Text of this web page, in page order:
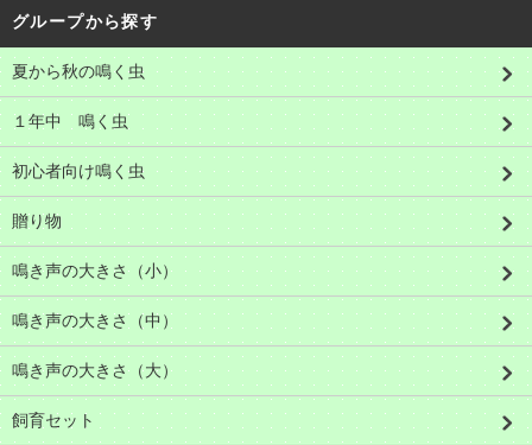
グループから探す
夏から秋の鳴く虫
１年中 鳴く虫
初心者向け鳴く虫
贈り物
鳴き声の大きさ（小）
鳴き声の大きさ（中）
鳴き声の大きさ（大）
飼育セット